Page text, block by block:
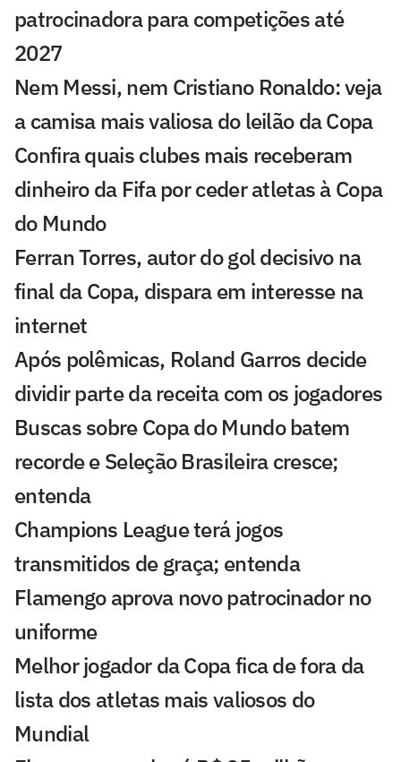
patrocinadora para competições até
2027
Nem Messi, nem Cristiano Ronaldo: veja
a camisa mais valiosa do leilão da Copa
Confira quais clubes mais receberam
dinheiro da Fifa por ceder atletas à Copa
do Mundo
Ferran Torres, autor do gol decisivo na
final da Copa, dispara em interesse na
internet
Após polêmicas, Roland Garros decide
dividir parte da receita com os jogadores
Buscas sobre Copa do Mundo batem
recorde e Seleção Brasileira cresce;
entenda
Champions League terá jogos
transmitidos de graça; entenda
Flamengo aprova novo patrocinador no
uniforme
Melhor jogador da Copa fica de fora da
lista dos atletas mais valiosos do
Mundial